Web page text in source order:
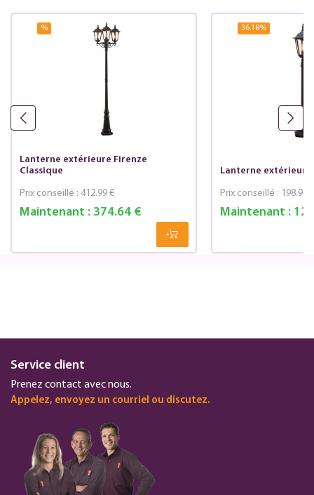
%
Lanterne extérieure Firenze
Classique
Maintenant :374.64 €
Prix conseillé : 412.99 €
36.18%
Lanterne extérieure
Maintenant :
Prix conseillé : 198.99 €
Service client
Prenez contact avec nous.
Appelez, envoyez un courriel ou discutez.